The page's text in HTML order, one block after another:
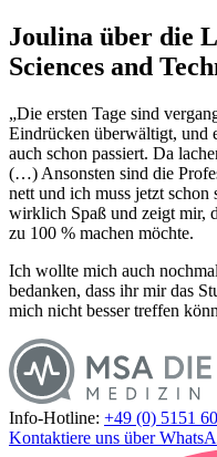
Joulina über die
Sciences and
„Die ersten Tage sind
Eindrücken überwältigt, und
auch schon passiert. Da
(…) Ansonsten sind die
nett und ich muss jetzt schon
wirklich Spaß und zeigt mir,
zu 100 % machen möchte.
Ich wollte mich auch
bedanken, dass ihr mir das
mich nicht besser treffen
Info-Hotline: +49 (0) 5151
Kontaktiere uns über